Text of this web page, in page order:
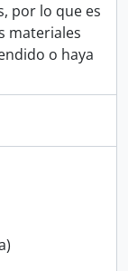
por lo que es
materiales
o haya